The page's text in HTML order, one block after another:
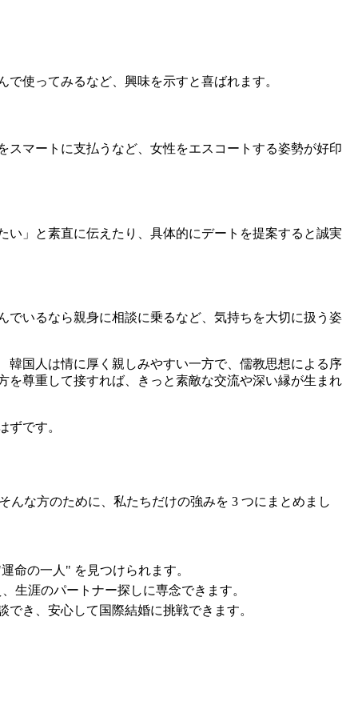
使ってみるなど、興味を示すと喜ばれます。
マートに支払うなど、女性をエスコートする姿勢が好印
」と素直に伝えたり、具体的にデートを提案すると誠実
いるなら親身に相談に乗るなど、気持ちを大切に扱う姿
国人は情に厚く親しみやすい一方で、儒教思想による序
尊重して接すれば、きっと素敵な交流や深い縁が生まれ
ずです。
な方のために、私たちだけの強みを 3 つにまとめまし
命の一人" を見つけられます。
生涯のパートナー探しに専念できます。
き、安心して国際結婚に挑戦できます。